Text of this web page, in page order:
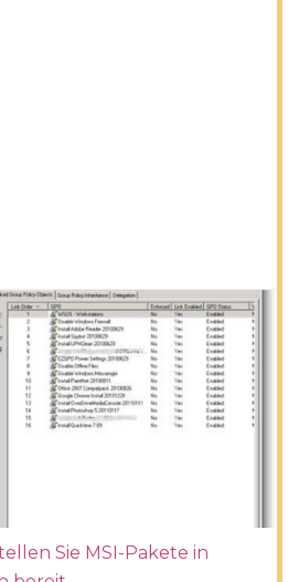
Sie MSI-Pakete in